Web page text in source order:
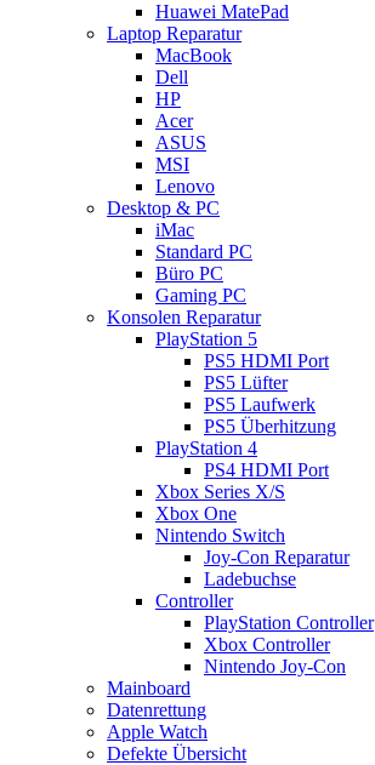
Huawei MatePad
Laptop Reparatur
MacBook
Dell
HP
Acer
ASUS
MSI
Lenovo
Desktop & PC
iMac
Standard PC
Büro PC
Gaming PC
Konsolen Reparatur
PlayStation 5
PS5 HDMI Port
PS5 Lüfter
PS5 Laufwerk
PS5 Überhitzung
PlayStation 4
PS4 HDMI Port
Xbox Series X/S
Xbox One
Nintendo Switch
Joy-Con Reparatur
Ladebuchse
Controller
PlayStation Controller
Xbox Controller
Nintendo Joy-Con
Mainboard
Datenrettung
Apple Watch
Defekte Übersicht